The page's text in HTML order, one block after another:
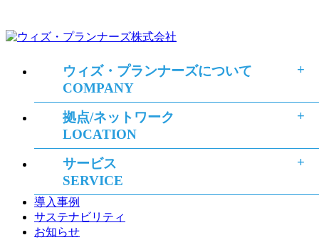
ウィズ・プランナーズについて
COMPANY
拠点/ネットワーク
LOCATION
サービス
SERVICE
導入事例
サステナビリティ
お知らせ